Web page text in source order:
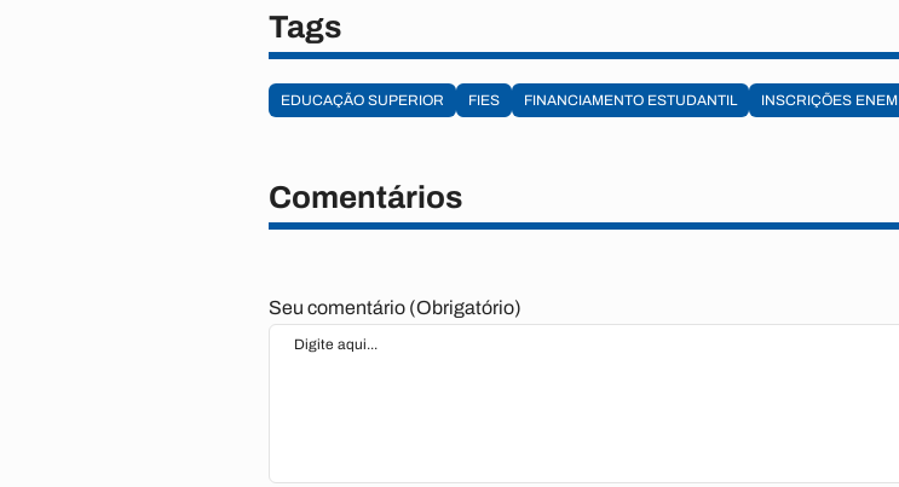
Tags
EDUCAÇÃO SUPERIOR FIES FINANCIAMENTO ESTUDANTIL INSCRIÇÕES ENEM
Comentários
Seu comentário (Obrigatório)